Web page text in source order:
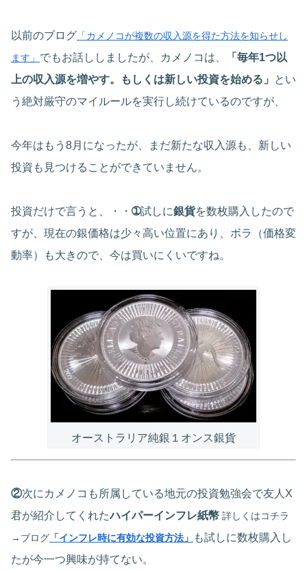
以前のブログ 「カメノコが複数の収入源を得た方法を知らせし
ます」 でもお話ししましたが、カメノコは、
「毎年1つ以
上の収入源を増やす。もしくは新しい投資を始める 」
とい
う絶対厳守のマイルールを実行し続けているのですが、
今年はもう8月になったが、まだ新たな収入源も、新しい
投資も見つけることができていません。
投資だけで言うと、・・ ➀試しに銀貨を数枚購入したので
すが、現在の銀価格は少々高い位置にあり、ボラ（価格変
動率）も大きので、今は買いにくいですね。
オーストラリア純銀１オンス銀貨
②次にカメノコも所属している地元の投資勉強会で友人X
君が紹介してくれたハイパーインフレ紙幣 詳しくはコチラ
→ ブログ 「インフレ時に有効な投資方法」
も試しに数枚購入し
たが今一つ興味が持てない。